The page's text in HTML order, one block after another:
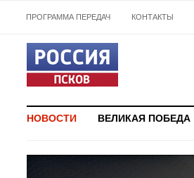
ПРОГРАММА ПЕРЕДАЧ КОНТАКТЫ
НОВОСТИ ВЕЛИКАЯ ПОБЕДА